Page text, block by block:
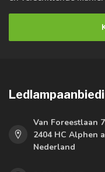
Van Foreestlaan
2404 HC Alphen
Nederland